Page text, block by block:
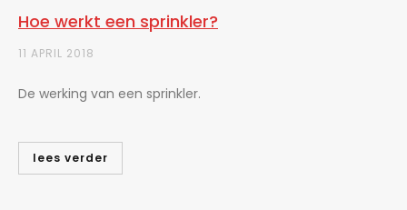
Hoe werkt een sprinkler?
11 APRIL 2018
De werking van een sprinkler.
lees verder